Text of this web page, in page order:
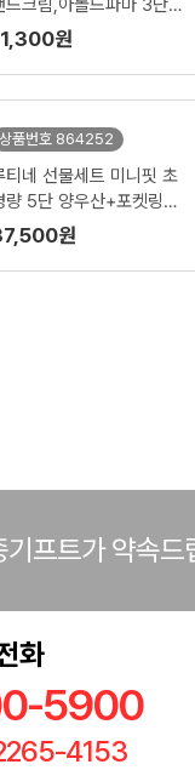
드크림,아놀드파마 3단수
솔리드 우산세트
원
상품번호 864252
티네 선물세트 미니핏 초
량 5단 양우산+포켓링크
보조배터리 10000m
원
프트가 약속드
화
5900
4153